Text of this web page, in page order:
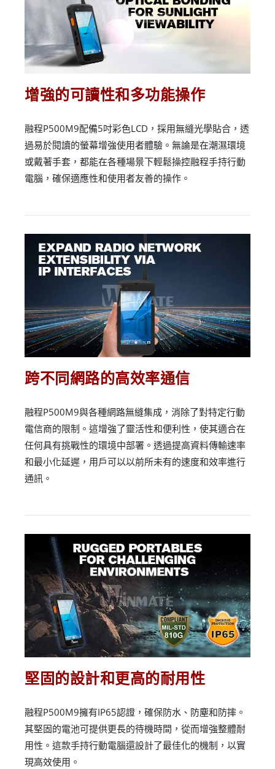
增強的可讀性和多功能操作
融程P500M9配備5吋彩色LCD，採用無縫光學貼合，透
過易於閱讀的螢幕增強使用者體驗。無論是在潮濕環境
或戴著手套，都能在各種場景下輕鬆操控融程手持行動
電腦，確保適應性和使用者友善的操作。
跨不同網路的高效率通信
融程P500M9與各種網路無縫集成，消除了對特定行動
電信商的限制。這增強了靈活性和便利性，使其適合在
任何具有挑戰性的環境中部署。透過提高資料傳輸速率
和最小化延遲，用戶可以以前所未有的速度和效率進行
通訊。
堅固的設計和更高的耐用性
融程P500M9擁有IP65認證，確保防水、防塵和防摔。
其堅固的電池可提供更長的待機時間，從而增強整體耐
用性。這款手持行動電腦還設計了最佳化的機制，以實
現高效使用。